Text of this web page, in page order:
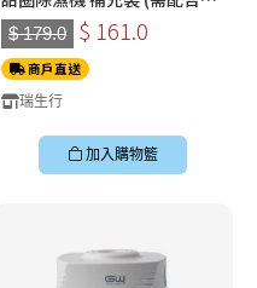
GW 還原座使用)
$ 179.0 $ 161.0
商戶直送
瑞生行
加入購物籃